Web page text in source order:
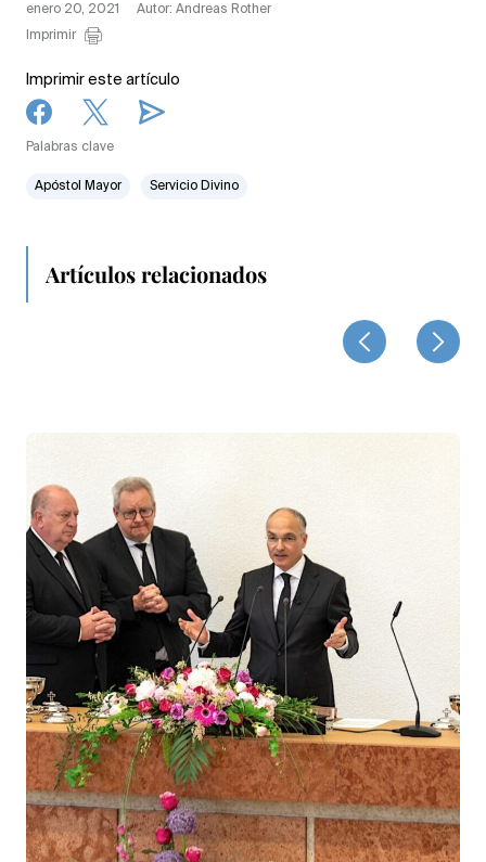
enero 20, 2021
Autor: Andreas Rother
Imprimir
Imprimir este artículo
Palabras clave
Apóstol Mayor Servicio Divino
Artículos relacionados